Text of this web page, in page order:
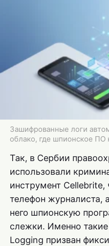
Зашифрованные логи
облако, где шпионское ПО
Так, в Сербии
использовали
инструмент Cellebrite,
телефон журналиста,
него шпионскую
слежки. Именно
Logging призван